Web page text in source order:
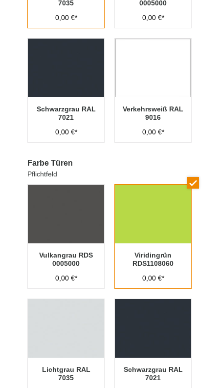
7035
0,00 €*
0005000
0,00 €*
Schwarzgrau RAL
7021
0,00 €*
Verkehrsweiß RAL
9016
0,00 €*
Farbe Türen
Pflichtfeld
Vulkangrau RDS
0005000
0,00 €*
Viridingrün
RDS1108060
0,00 €*
Lichtgrau RAL
7035
Schwarzgrau RAL
7021